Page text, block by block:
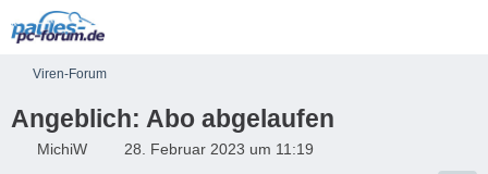
Viren-Forum
Angeblich: Abo abgelaufen
MichiW 28. Februar 2023 um 11:19